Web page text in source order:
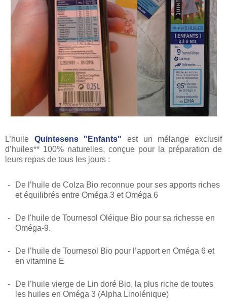
L’huile Quintesens "Enfants" est un mélange exclusif
d’huiles** 100% naturelles, conçue pour la préparation de
leurs repas de tous les jours :
- De l’huile de Colza Bio reconnue pour ses apports riches
et équilibrés entre Oméga 3 et Oméga 6
-
De l'huile de Tournesol Oléique Bio pour sa richesse en
Oméga-9.
- De l’huile de Tournesol Bio pour l’apport en Oméga 6 et
en vitamine E
- De l’huile vierge de Lin doré Bio, la plus riche de toutes
les huiles en Oméga 3 (Alpha Linolénique)